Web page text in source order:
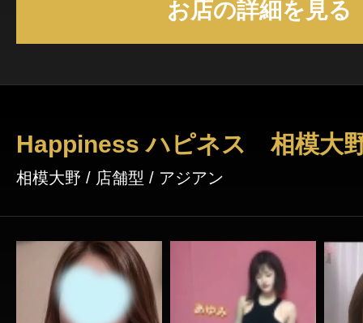
お店の詳細を見る
Happiness ハピネス 相模大
相模大野 / 店舗型 / アジアン